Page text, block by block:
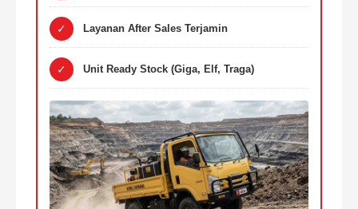
✓ Layanan After Sales Terjamin
✓ Unit Ready Stock (Giga, Elf, Traga)